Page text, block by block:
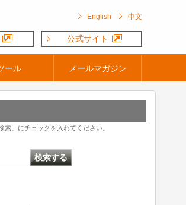
English 中文
ール メールマガジン
公式サイト
」にチェックを入れてください。